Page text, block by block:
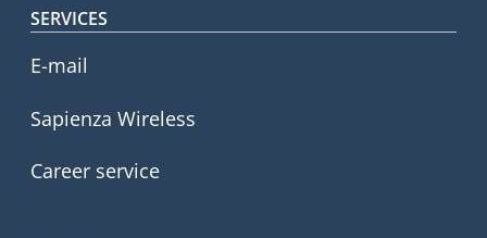
SERVICES
E-mail
Sapienza Wireless
Career service